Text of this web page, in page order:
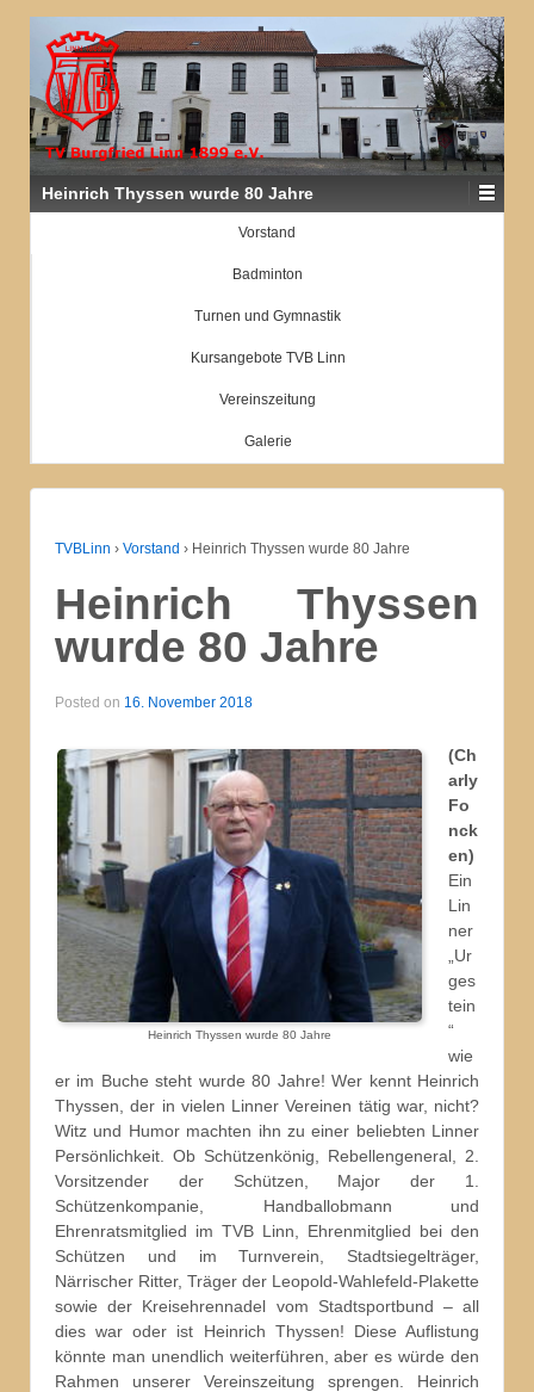
Heinrich Thyssen wurde 80 Jahre
Vorstand
Badminton
Turnen und Gymnastik
Kursangebote TVB Linn
Vereinszeitung
Galerie
TVBLinn › Vorstand › Heinrich Thyssen wurde 80 Jahre
Heinrich Thyssen
wurde 80 Jahre
Posted on 16. November 2018
Heinrich Thyssen wurde 80 Jahre
(Ch
arly
Fo
nck
en)
Ein
Lin
ner
„Ur
ges
tein
“
wie
er im Buche steht wurde 80 Jahre! Wer kennt Heinrich
Thyssen, der in vielen Linner Vereinen tätig war, nicht?
Witz und Humor machten ihn zu einer beliebten Linner
Persönlichkeit. Ob Schützenkönig, Rebellengeneral, 2.
Vorsitzender der Schützen, Major der 1.
Schützenkompanie, Handballobmann und
Ehrenratsmitglied im TVB Linn, Ehrenmitglied bei den
Schützen und im Turnverein, Stadtsiegelträger,
Närrischer Ritter, Träger der Leopold-Wahlefeld-Plakette
sowie der Kreisehrennadel vom Stadtsportbund – all
dies war oder ist Heinrich Thyssen! Diese Auflistung
könnte man unendlich weiterführen, aber es würde den
Rahmen unserer Vereinszeitung sprengen. Heinrich